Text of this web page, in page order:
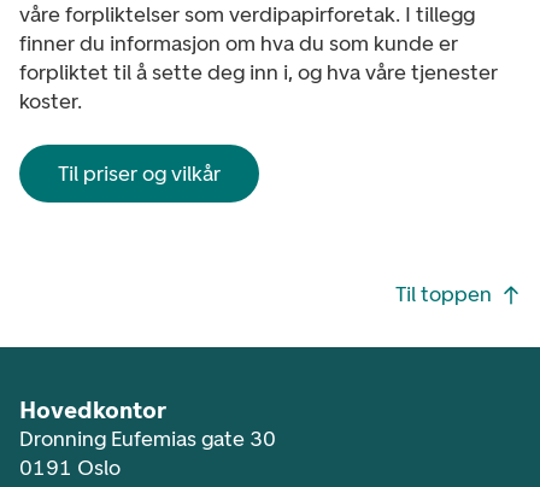
våre forpliktelser som verdipapirforetak. I tillegg
finner du informasjon om hva du som kunde er
forpliktet til å sette deg inn i, og hva våre tjenester
koster.
Til priser og vilkår
Til toppen
Hovedkontor
Dronning Eufemias gate 30
0191 Oslo